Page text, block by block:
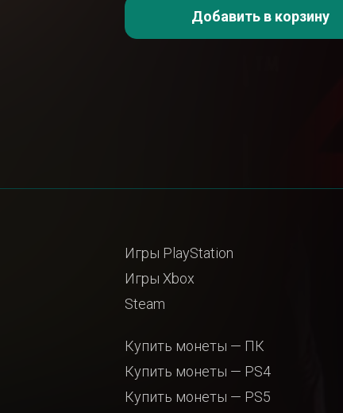
Добавить в корзину
Игры PlayStation
Игры Xbox
Steam
Купить монеты — ПК
Купить монеты — PS4
Купить монеты — PS5